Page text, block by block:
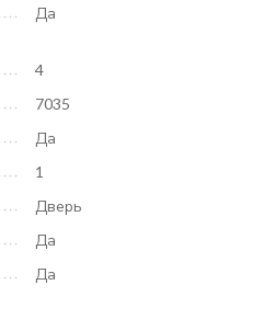
Да
4
7035
Да
1
Дверь
Да
Да